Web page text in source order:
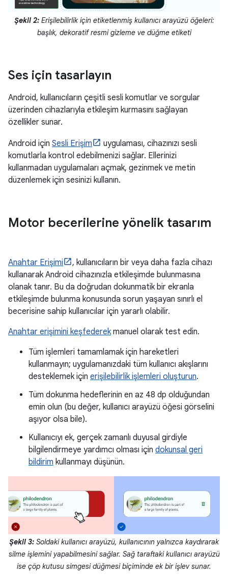
Şekil 2: Erişilebilirlik için etiketlenmiş kullanıcı arayüzü öğeleri:
başlık, dekoratif resmi gizleme ve düğme etiketi
Ses için tasarlayın
Android, kullanıcıların çeşitli sesli komutlar ve sorgular
üzerinden cihazlarıyla etkileşim kurmasını sağlayan
özellikler sunar.
Android için Sesli Erişim
uygulaması, cihazınızı sesli
komutlarla kontrol edebilmenizi sağlar. Ellerinizi
kullanmadan uygulamaları açmak, gezinmek ve metin
düzenlemek için sesinizi kullanın.
Motor becerilerine yönelik tasarım
Anahtar Erişimi
, kullanıcıların bir veya daha fazla cihazı
kullanarak Android cihazınızla etkileşimde bulunmasına
olanak tanır. Bu da doğrudan dokunmatik bir ekranla
etkileşimde bulunma konusunda sorun yaşayan sınırlı el
becerisine sahip kullanıcılar için yararlı olabilir.
Anahtar erişimini keşfederekmanuel olarak test edin.
Tüm işlemleri tamamlamak için hareketleri
kullanmayın; uygulamanızdaki tüm kullanıcı akışlarını
desteklemek için erişilebilirlik işlemleri oluşturun.
Tüm dokunma hedeflerinin en az 48 dp olduğundan
emin olun (bu değer, kullanıcı arayüzü öğesi görselini
aşıyor olsa bile).
Kullanıcıyı ek, gerçek zamanlı duyusal girdiyle
bilgilendirmeye yardımcı olması için dokunsal geri
bildirim kullanmayı düşünün.
Şekil 3: Soldaki kullanıcı arayüzü, kullanıcının yalnızca kaydırarak
silme işlemini yapabilmesini sağlar. Sağ taraftaki kullanıcı arayüzü
ise çöp kutusu simgesi düğmesi biçiminde ek bir işlev sunar.